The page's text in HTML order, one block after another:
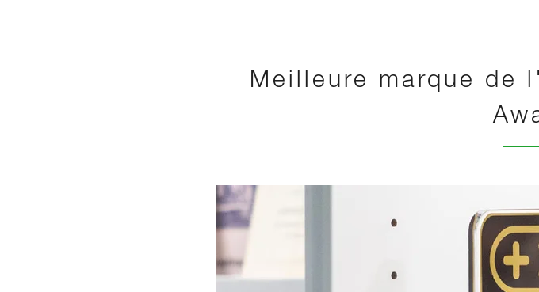
Meilleure marque de